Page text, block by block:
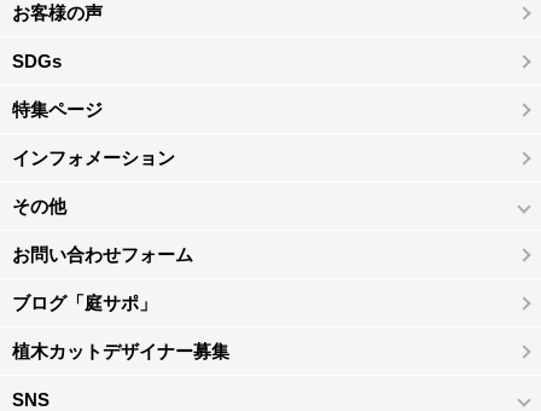
お客様の声
SDGs
特集ページ
インフォメーション
その他
お問い合わせフォーム
ブログ「庭サポ」
植木カットデザイナー募集
SNS